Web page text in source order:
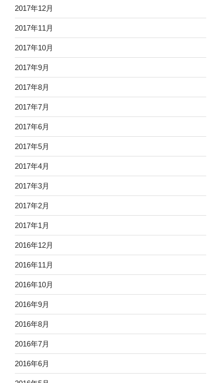
2017年12月
2017年11月
2017年10月
2017年9月
2017年8月
2017年7月
2017年6月
2017年5月
2017年4月
2017年3月
2017年2月
2017年1月
2016年12月
2016年11月
2016年10月
2016年9月
2016年8月
2016年7月
2016年6月